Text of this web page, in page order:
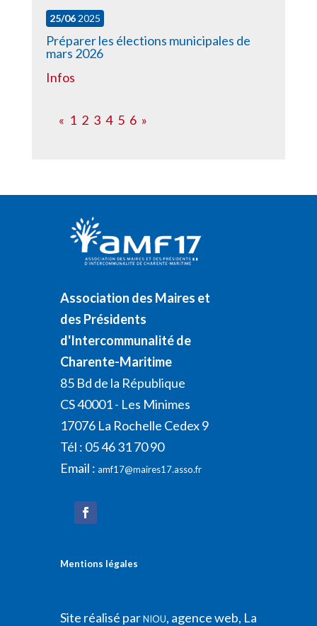
25/062025
Préparer les élections municipales de
mars 2026
Infos
« 1 2 3 4 5 6 »
Association des Maires et
des Présidents
d'Intercommunalité de
Charente-Maritime
85 Bd de la République
CS 40001 - Les Minimes
17076 La Rochelle Cedex 9
Tél : 05 46 31 70 90
Email : amf17@maires17.asso.fr
Mentions légales
Site réalisé parNIOU, agence web, La